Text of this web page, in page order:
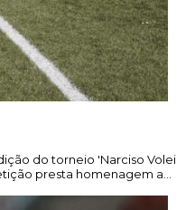
do torneio 'Narciso Volei
presta homenagem a…